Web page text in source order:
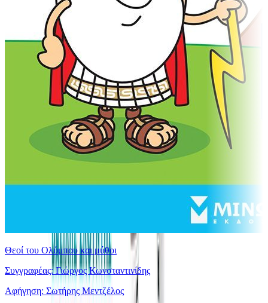
Θεοί του Ολύμπου και μύθοι
Συγγραφέας: Γιώργος Κωνσταντινίδης
Αφήγηση: Σωτήρης Μεντζέλος